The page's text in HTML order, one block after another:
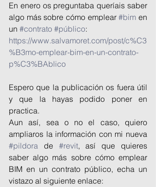
En enero os preguntaba queríais saber
algo más sobre cómo emplear #bim en
un #contrato #público:
https://www.salvamoret.com/post/c%C3
%B3mo-emplear-bim-en-un-contrato-
p%C3%BAblico
Espero que la publicación os fuera útil
y que la hayas podido poner en
practica.
Aun así, sea o no el caso, quiero
#pildora de #revit, así que quieres
saber algo más sobre cómo emplear
BIM en un contrato público, echa un
vistazo al siguiente enlace: